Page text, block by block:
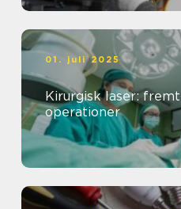
01. juli 2025
Kirurgisk laser:
operationer